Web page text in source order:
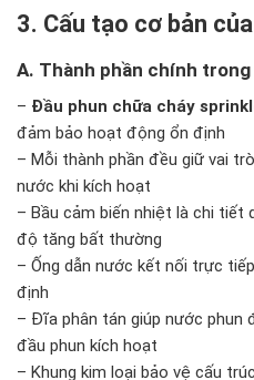
3. Cấu tạo cơ bản
A. Thành phần chính
– Đầu phun chữa cháy
đảm bảo hoạt động ổn định
– Mỗi thành phần đều giữ vai
nước khi kích hoạt
– Bầu cảm biến nhiệt là chi tiết
độ tăng bất thường
– Ống dẫn nước kết nối trực
định
– Đĩa phân tán giúp nước phun
đầu phun kích hoạt
– Khung kim loại bảo vệ cấu